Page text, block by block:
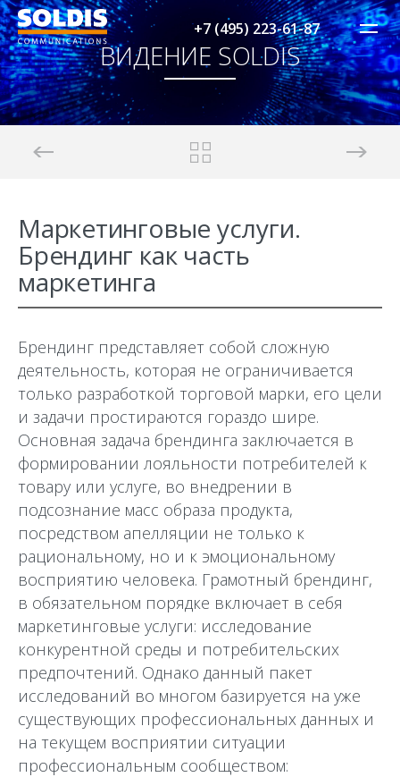
+7 (495) 223-61-87
ВИДЕНИЕ SOLDIS
Маркетинговые услуги.
Брендинг как часть
маркетинга
Брендинг представляет собой сложную
деятельность, которая не ограничивается
только разработкой торговой марки, его цели
и задачи простираются гораздо шире.
Основная задача брендинга заключается в
формировании лояльности потребителей к
товару или услуге, во внедрении в
подсознание масс образа продукта,
посредством апелляции не только к
рациональному, но и к эмоциональному
восприятию человека. Грамотный брендинг,
в обязательном порядке включает в себя
маркетинговые услуги: исследование
конкурентной среды и потребительских
предпочтений. Однако данный пакет
исследований во многом базируется на уже
существующих профессиональных данных и
на текущем восприятии ситуации
профессиональным сообществом: